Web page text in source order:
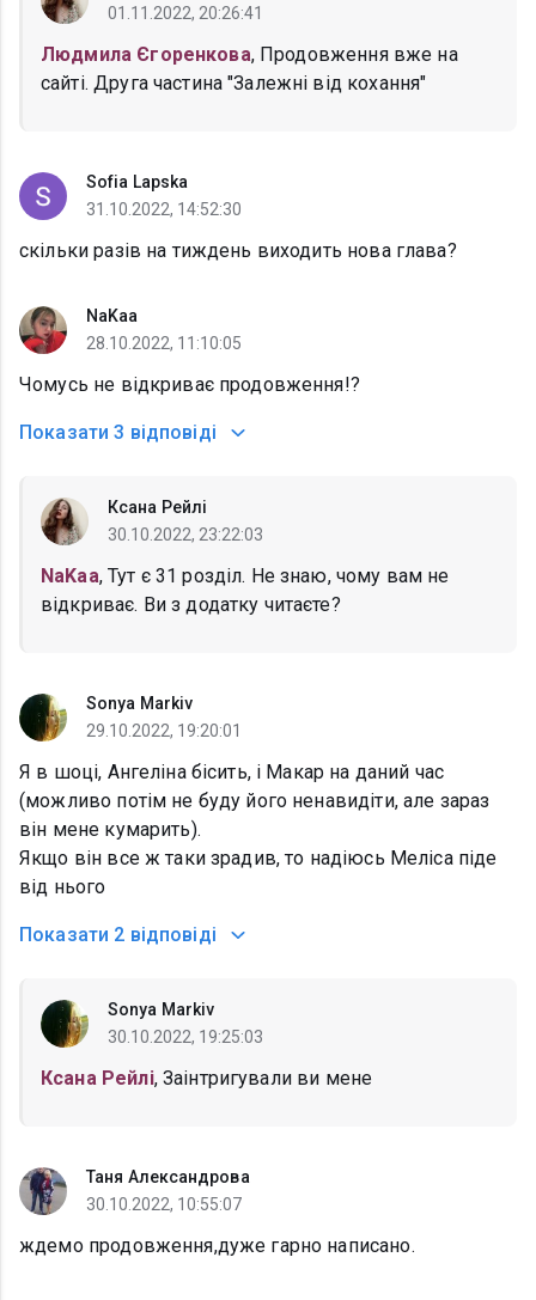
01.11.2022, 20:26:41
Людмила Єгоренкова, Продовження вже на
сайті. Друга частина "Залежні від кохання"
Sofia Lapska
31.10.2022, 14:52:30
скільки разів на тиждень виходить нова глава?
NaKaa
28.10.2022, 11:10:05
Чомусь не відкриває продовження!?
Показати 3 відповіді
Ксана Рейлі
30.10.2022, 23:22:03
NaKaa, Тут є 31 розділ. Не знаю, чому вам не
відкриває. Ви з додатку читаєте?
Sonya Markiv
29.10.2022, 19:20:01
Я в шоці, Ангеліна бісить, і Макар на даний час
(можливо потім не буду його ненавидіти, але зараз
він мене кумарить).
Якщо він все ж таки зрадив, то надіюсь Меліса піде
від нього
Показати 2 відповіді
Sonya Markiv
30.10.2022, 19:25:03
Ксана Рейлі, Заінтригували ви мене
Таня Александрова
30.10.2022, 10:55:07
ждемо продовження,дуже гарно написано.